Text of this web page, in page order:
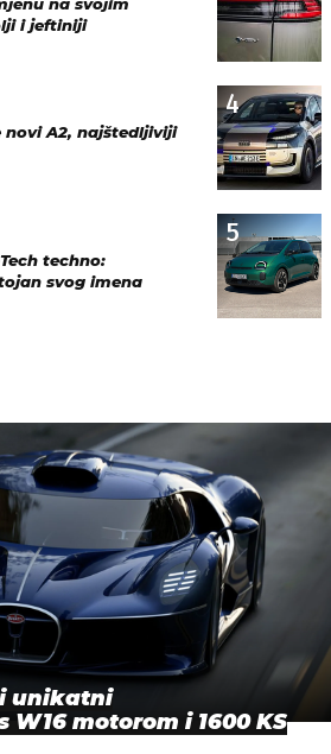
i jeftiniji
4
novi A2, najštedljiviji
5
techno:
svog imena
unikatni
motorom i 1600 KS